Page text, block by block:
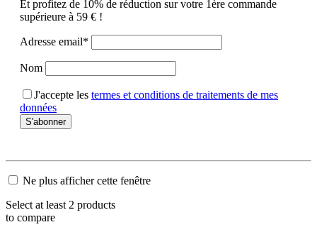
Et profitez de 10% de réduction sur votre 1ère commande
supérieure à 59 € !
Adresse email*
Nom
J'accepte les termes et conditions de traitements de mes
données
Ne plus afficher cette fenêtre
Select at least 2 products
to compare